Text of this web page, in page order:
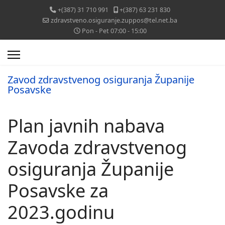
+(387) 31 710 991
+(387) 63 231 830
zdravstveno.osiguranje.zuppos@tel.net.ba
Pon - Pet 07:00 - 15:00
Zavod zdravstvenog osiguranja Županije
Posavske
Plan javnih nabava
Zavoda zdravstvenog
osiguranja Županije
Posavske za
2023.godinu